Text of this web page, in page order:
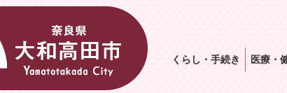
くらし・手続き 医療・